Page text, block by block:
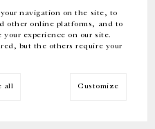
navigation on the site, to
other online platforms, and to
experience on our site.
but the others require your
all Customize